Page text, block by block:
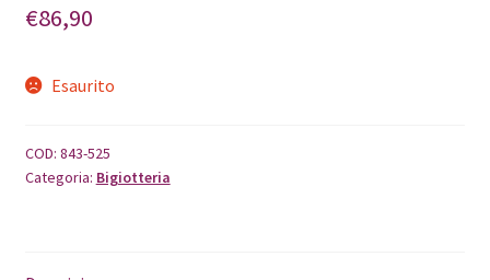
€86,90
Esaurito
COD: 843-525
Categoria: Bigiotteria